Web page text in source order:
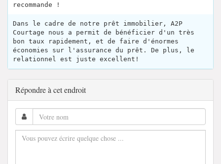
recommande !
Dans le cadre de notre prêt immobilier, A2P
Courtage nous a permit de bénéficier d'un très
bon taux rapidement, et de faire d'énormes
économies sur l'assurance du prêt. De plus, le
relationnel est juste excellent!
Répondre à cet endroit